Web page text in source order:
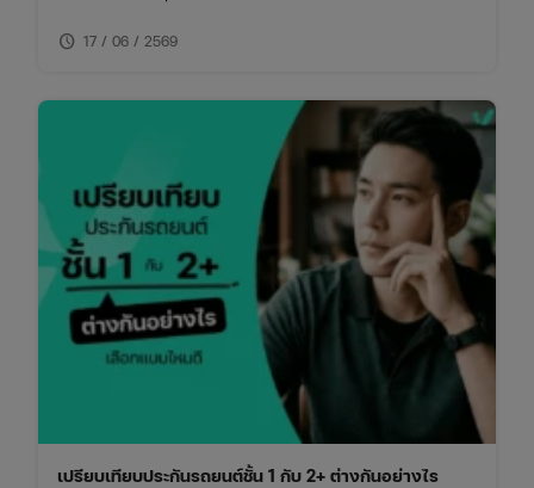
ไม่พลาดย้อนหลัง
schedule 17 / 06 / 2569
เปรียบเทียบประกันรถยนต์ชั้น 1 กับ 2+ ต่างกันอย่างไร